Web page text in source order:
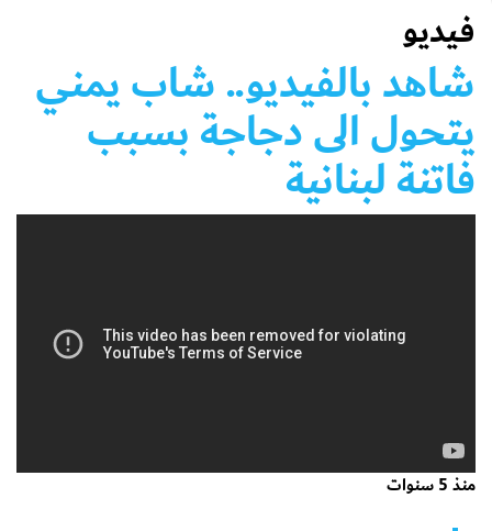
فيديو
شاهد بالفيديو.. شاب يمني
يتحول الى دجاجة بسبب
فاتنة لبنانية
منذ 5 سنوات